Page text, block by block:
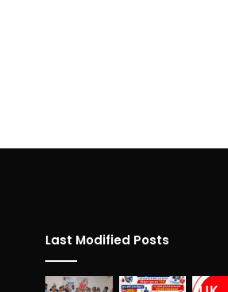
Last Modified Posts